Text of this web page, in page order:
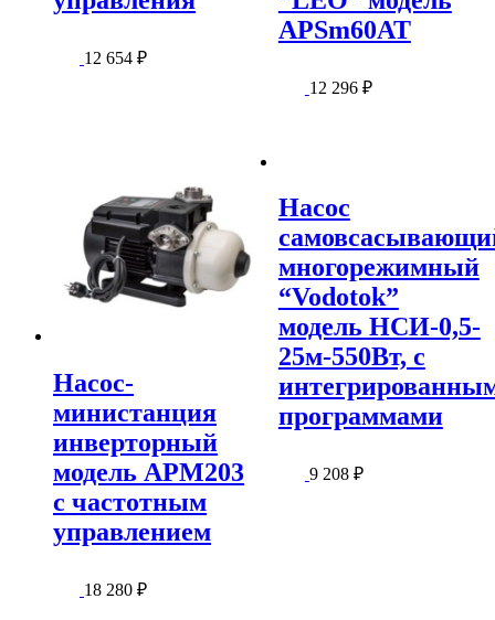
12 654 ₽
APSm60AT
12 296 ₽
Насос-
министанция
инверторный
модель APM203
с частотным
управлением
18 280 ₽
Насос
многорежимный
“Vodotok”
модель НСИ-0,5-
25м-550Вт, с
программами
9 208 ₽